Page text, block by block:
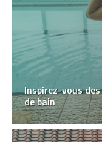
Inspirez-vous
de bain